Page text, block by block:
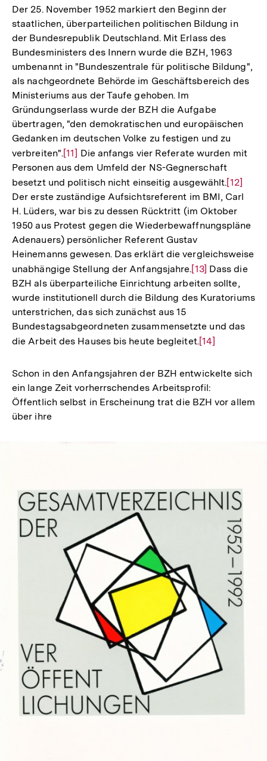
der
Fußnote
Der 25. November 1952 markiert den Beginn der
staatlichen, überparteilichen politischen Bildung in
der Bundesrepublik Deutschland. Mit Erlass des
Bundesministers des Innern wurde die BZH, 1963
umbenannt in "Bundeszentrale für politische Bildung",
als nachgeordnete Behörde im Geschäftsbereich des
Ministeriums aus der Taufe gehoben. Im
Gründungserlass wurde der BZH die Aufgabe
übertragen, "den demokratischen und europäischen
Gedanken im deutschen Volke zu festigen und zu
verbreiten".Zur
Auflösung
der
Fußnote
[11] Die anfangs vier Referate wurden mit
Personen aus dem Umfeld der NS-Gegnerschaft
besetzt und politisch nicht einseitig ausgewählt.Zur
der
Fußnote
[12]
Der erste zuständige Aufsichtsreferent im BMI, Carl
H. Lüders, war bis zu dessen Rücktritt (im Oktober
1950 aus Protest gegen die Wiederbewaffnungspläne
Adenauers) persönlicher Referent Gustav
Heinemanns gewesen. Das erklärt die vergleichsweise
unabhängige Stellung der Anfangsjahre.Zur
Auflösung
der
[13] Dass die
BZH als überparteiliche Einrichtung arbeiten sollte,
wurde institutionell durch die Bildung des Kuratoriums
unterstrichen, das sich zunächst aus 15
Bundestagsabgeordneten zusammensetzte und das
die Arbeit des Hauses bis heute begleitet.Zur
der
Fußnote
[14]
Schon in den Anfangsjahren der BZH entwickelte sich
ein lange Zeit vorherrschendes Arbeitsprofil:
Öffentlich selbst in Erscheinung trat die BZH vor allem
über ihre
In
Lightbox
öffnen